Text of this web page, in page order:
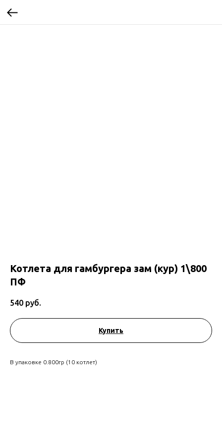
Котлета для гамбургера зам (кур) 1\800
ПФ
540 руб.
Купить
В упаковке 0.800гр (10 котлет)